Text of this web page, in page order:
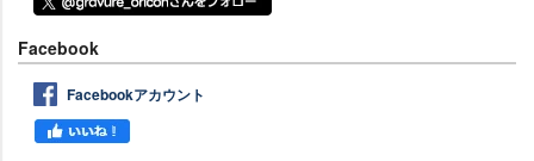
Facebook
Facebookアカウント